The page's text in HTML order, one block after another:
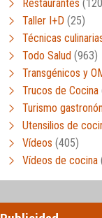
Restaurantes
Taller I+D (25)
Técnicas
Todo Salud (963)
Transgénicos y
Trucos de Cocina
Turismo
Utensilios de
Vídeos (405)
Vídeos de cocina